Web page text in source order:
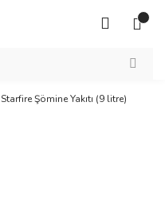
Starfire Şömine Yakıtı (9 litre)